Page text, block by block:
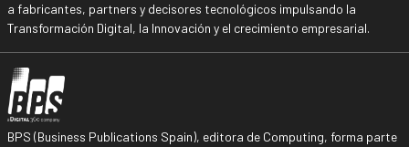
a fabricantes, partners y decisores tecnológicos impulsando la
Transformación Digital, la Innovación y el crecimiento empresarial.
BPS (Business Publications Spain), editora de Computing, forma parte